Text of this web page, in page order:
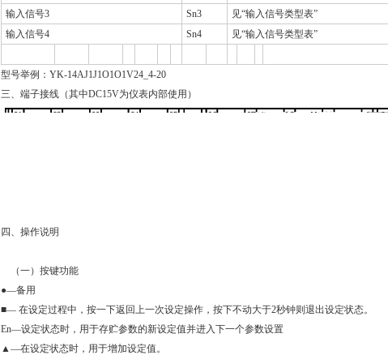
输入信号3
Sn3
见“输入信号类型表”
输入信号4
Sn4 见“输入信号类型表”
型号举例：YK-14AJ1J1O1O1V24_4-20
三、端子接线（其中DC15V为仪表内部使用）
四、操作说明
（一）按键功能
●—备用
■— 在设定过程中，按一下返回上一次设定操作，按下不动大于2秒钟则退出设定状态。
En—设定状态时，用于存贮参数的新设定值并进入下一个参数设置
▲—在设定状态时，用于增加设定值。